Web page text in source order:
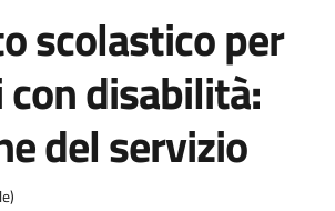
scolastico per
disabilità:
del servizio